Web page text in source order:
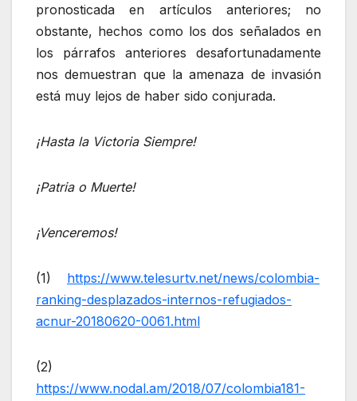
pronosticada en artículos anteriores; no
obstante, hechos como los dos señalados en
los párrafos anteriores desafortunadamente
nos demuestran que la amenaza de invasión
está muy lejos de haber sido conjurada.
¡Hasta la Victoria Siempre!
¡Patria o Muerte!
¡Venceremos!
(1) https://www.telesurtv.net/news/colombia-
ranking-desplazados-internos-refugiados-
acnur-20180620-0061.html
(2)
https://www.nodal.am/2018/07/colombia181-